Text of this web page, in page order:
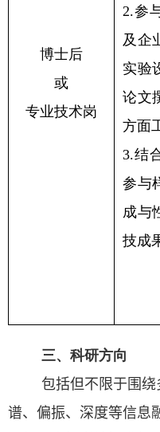
博士后
或
专业技术岗
2.参
及企
实验
论文
方面
3.结
参与
成与
技成
三、科研方向
包括但不限于围
谱、偏振、深度等信息